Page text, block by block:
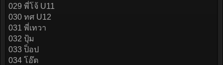
029 พี่โจ้ U11
030 ทศ U12
031 พี่เทวา
032 ปุ้ม
033 ป็อป
034 โอ๊ต